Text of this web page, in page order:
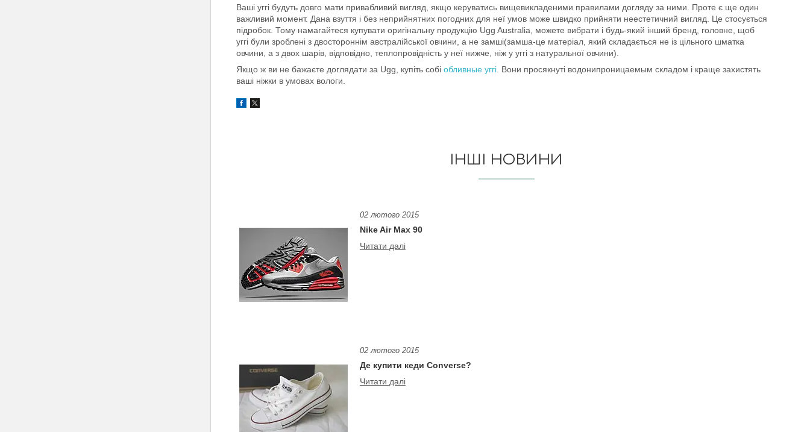
Ваші уггі будуть довго мати привабливий вигляд, якщо керуватись вищевикладеними правилами догляду за ними. Проте є ще один
важливий момент. Дана взуття і без неприйнятних погодних для неї умов може швидко прийняти неестетичний вигляд. Це стосується
підробок. Тому намагайтеся купувати оригінальну продукцію Ugg Australia, можете вибрати і будь-який інший бренд, головне, щоб
уггі були зроблені з двостороннім австралійської овчини, а не замші(замша-це матеріал, який складається не із цільного шматка
овчини, а з двох шарів, відповідно, теплопровідність у неї нижче, ніж у уггі з натуральної овчини).
Якщо ж ви не бажаєте доглядати за Ugg, купіть собі обливные уггі. Вони просякнуті водонипроницаемым складом і краще захистять
ваші ніжки в умовах вологи.
ІНШІ НОВИНИ
02 лютого 2015
Nike Air Max 90
02 лютого 2015
Де купити кеди Converse?